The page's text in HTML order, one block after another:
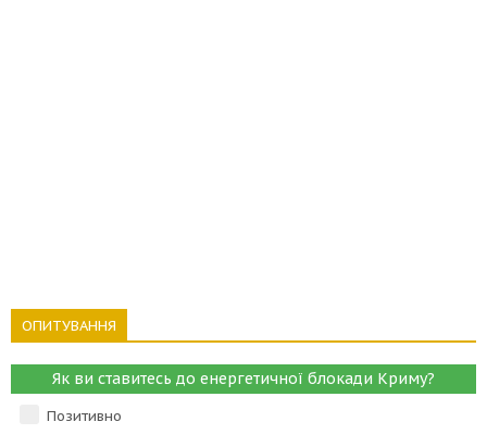
ОПИТУВАННЯ
Як ви ставитесь до енергетичної блокади Криму?
Позитивно